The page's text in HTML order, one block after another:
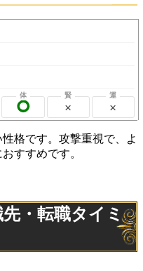
◯ × ×
格です。攻撃重視で、よ
すすめです。
・転職タイミ